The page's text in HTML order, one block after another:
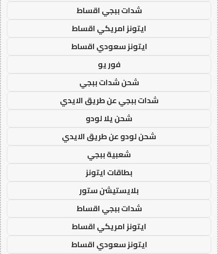
شدات ببجي اقساط
ايتونز امريكي اقساط
ايتونز سعودي اقساط
فور يو
شحن شدات ببجي
شدات ببجي عن طريق الايدي
شحن يلا لودو
شحن لودو عن طريق الايدي
شعبية ببجي
بطاقات ايتونز
بلايستيشن ستور
شدات ببجي اقساط
ايتونز امريكي اقساط
ايتونز سعودي اقساط